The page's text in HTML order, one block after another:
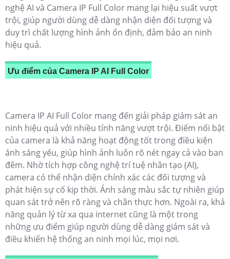
nghệ AI và Camera IP Full Color mang lại hiệu suất vượt
trội, giúp người dùng dễ dàng nhận diện đối tượng và
duy trì chất lượng hình ảnh ổn định, đảm bảo an ninh
hiệu quả.
Ưu điểm của Camera IP AI Full Color
Camera IP AI Full Color mang đến giải pháp giám sát an
ninh hiệu quả với nhiều tính năng vượt trội. Điểm nổi bật
của camera là khả năng hoạt động tốt trong điều kiện
ánh sáng yếu, giúp hình ảnh luôn rõ nét ngay cả vào ban
đêm. Nhờ tích hợp công nghệ trí tuệ nhân tạo (AI),
camera có thể nhận diện chính xác các đối tượng và
phát hiện sự cố kịp thời. Ánh sáng màu sắc tự nhiên giúp
quan sát trở nên rõ ràng và chân thực hơn. Ngoài ra, khả
năng quản lý từ xa qua internet cũng là một trong
những ưu điểm giúp người dùng dễ dàng giám sát và
điều khiển hệ thống an ninh mọi lúc, mọi nơi.